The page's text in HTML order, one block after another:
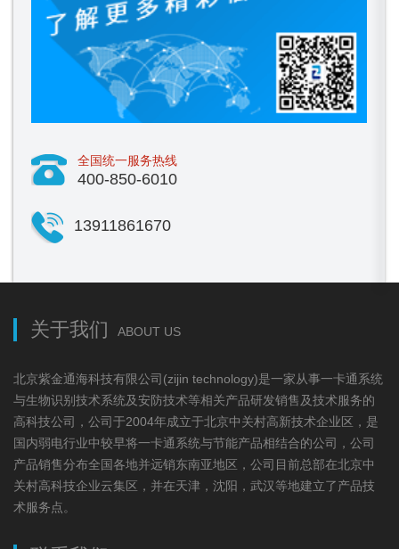
全国统一服务热线
400-850-6010
13911861670
关于我们 ABOUT US
北京紫金通海科技有限公司(zijin technology)是一家从事一卡通系统
与生物识别技术系统及安防技术等相关产品研发销售及技术服务的
高科技公司，公司于2004年成立于北京中关村高新技术企业区，是
国内弱电行业中较早将一卡通系统与节能产品相结合的公司，公司
产品销售分布全国各地并远销东南亚地区，公司目前总部在北京中
关村高科技企业云集区，并在天津，沈阳，武汉等地建立了产品技
术服务点。